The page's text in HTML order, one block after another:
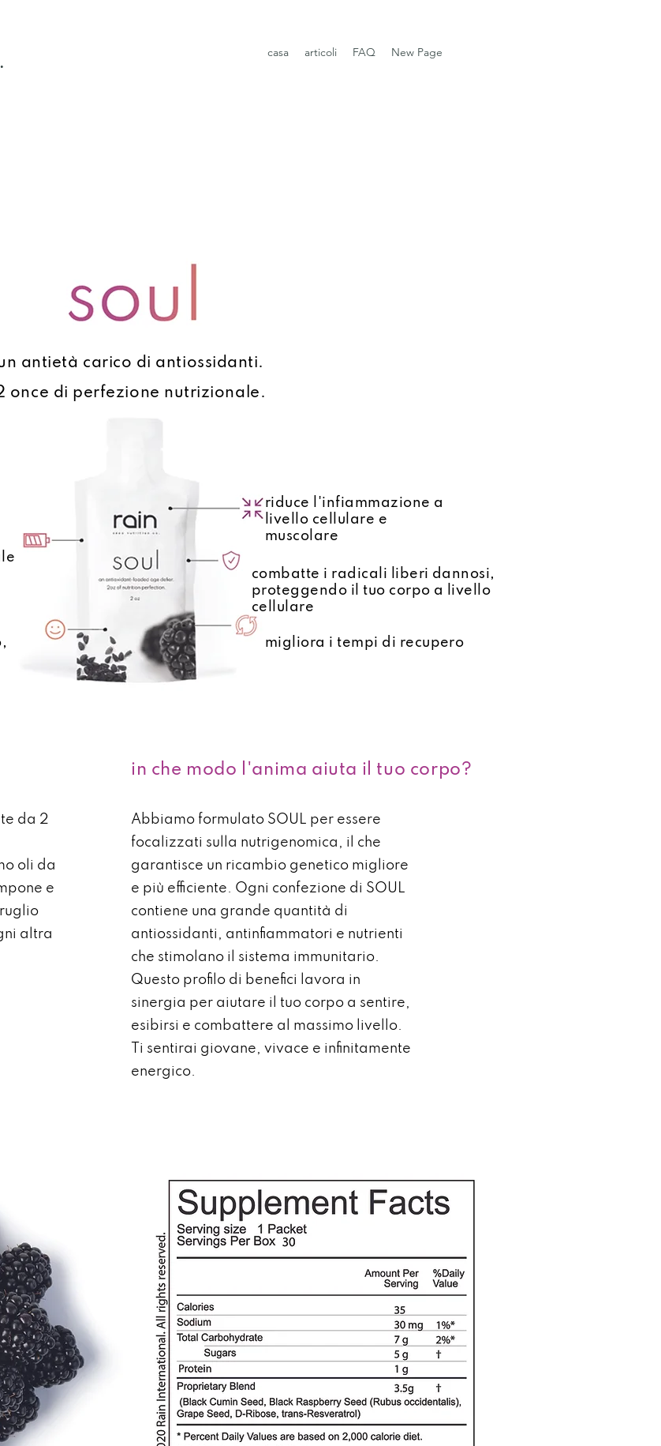
casa articoli FAQ New Page
antietà carico di antiossidanti.
once di perfezione nutrizionale.
riduce l'infiammazione a
livello cellulare e
muscolare
combatte i radicali liberi dannosi,
proteggendo il tuo corpo a livello
cellulare
migliora i tempi di recupero
da 2
oli da
e
altra
in che modo l'anima aiuta il tuo corpo?
Abbiamo formulato SOUL per essere
focalizzati sulla nutrigenomica, il che
garantisce un ricambio genetico migliore
e più efficiente. Ogni confezione di SOUL
contiene una grande quantità di
antiossidanti, antinfiammatori e nutrienti
che stimolano il sistema immunitario.
Questo profilo di benefici lavora in
sinergia per aiutare il tuo corpo a sentire,
esibirsi e combattere al massimo livello.
Ti sentirai giovane, vivace e infinitamente
energico.